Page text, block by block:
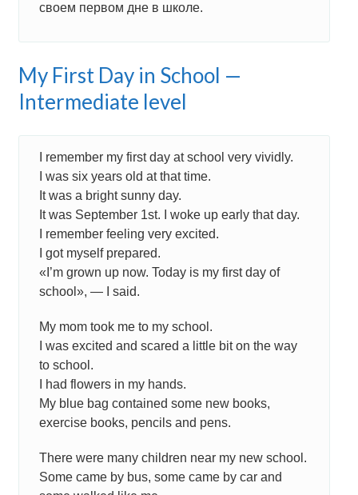
своем первом дне в школе.
My First Day in School —
Intermediate level
I remember my first day at school very vividly.
I was six years old at that time.
It was a bright sunny day.
It was September 1st. I woke up early that day.
I remember feeling very excited.
I got myself prepared.
«I’m grown up now. Today is my first day of
school», — I said.
My mom took me to my school.
I was excited and scared a little bit on the way
to school.
I had flowers in my hands.
My blue bag contained some new books,
exercise books, pencils and pens.
There were many children near my new school.
Some came by bus, some came by car and